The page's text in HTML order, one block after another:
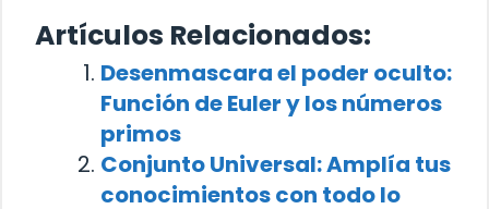
Artículos Relacionados:
Desenmascara el poder oculto:
Función de Euler y los números
primos
Conjunto Universal: Amplía tus
conocimientos con todo lo